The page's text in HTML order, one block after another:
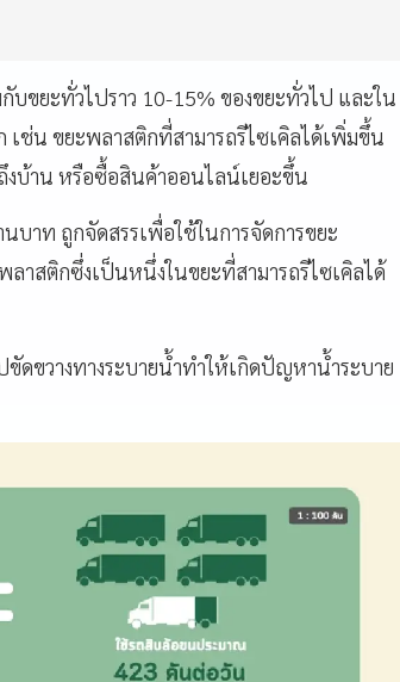
บขยะทั่วไปราว 10-15% ของขยะทั่วไป และใน
เช่น ขยะพลาสติกที่สามารถรีไซเคิลได้เพิ่มขึ้น
งบ้าน หรือซื้อสินค้าออนไลน์เยอะขึ้น
าท ถูกจัดสรรเพื่อใช้ในการจัดการขยะ
าสติกซึ่งเป็นหนึ่งในขยะที่สามารถรีไซเคิลได้
ดขวางทางระบายน้ำทำให้เกิดปัญหาน้ำระบาย